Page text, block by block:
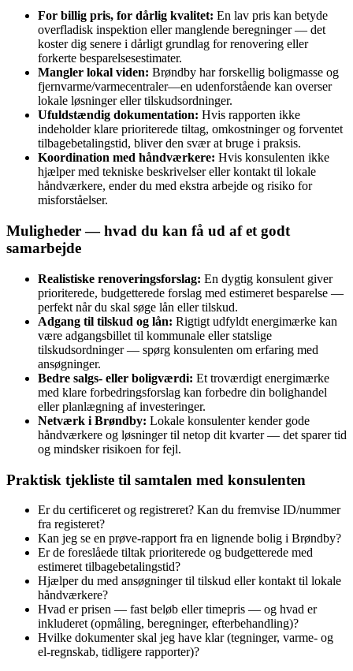
For billig pris, for dårlig kvalitet: En lav pris kan betyde
overfladisk inspektion eller manglende beregninger — det
koster dig senere i dårligt grundlag for renovering eller
forkerte besparelsesestimater.
Mangler lokal viden: Brøndby har forskellig boligmasse og
fjernvarme/varmecentraler—en udenforstående kan overser
lokale løsninger eller tilskudsordninger.
Ufuldstændig dokumentation: Hvis rapporten ikke
indeholder klare prioriterede tiltag, omkostninger og forventet
tilbagebetalingstid, bliver den svær at bruge i praksis.
Koordination med håndværkere: Hvis konsulenten ikke
hjælper med tekniske beskrivelser eller kontakt til lokale
håndværkere, ender du med ekstra arbejde og risiko for
misforståelser.
Muligheder — hvad du kan få ud af et godt
samarbejde
Realistiske renoveringsforslag: En dygtig konsulent giver
prioriterede, budgetterede forslag med estimeret besparelse —
perfekt når du skal søge lån eller tilskud.
Adgang til tilskud og lån: Rigtigt udfyldt energimærke kan
være adgangsbillet til kommunale eller statslige
tilskudsordninger — spørg konsulenten om erfaring med
ansøgninger.
Bedre salgs- eller boligværdi: Et troværdigt energimærke
med klare forbedringsforslag kan forbedre din bolighandel
eller planlægning af investeringer.
Netværk i Brøndby: Lokale konsulenter kender gode
håndværkere og løsninger til netop dit kvarter — det sparer tid
og mindsker risikoen for fejl.
Praktisk tjekliste til samtalen med konsulenten
Er du certificeret og registreret? Kan du fremvise ID/nummer
fra registeret?
Kan jeg se en prøve‑rapport fra en lignende bolig i Brøndby?
Er de foreslåede tiltak prioriterede og budgetterede med
estimeret tilbagebetalingstid?
Hjælper du med ansøgninger til tilskud eller kontakt til lokale
håndværkere?
Hvad er prisen — fast beløb eller timepris — og hvad er
inkluderet (opmåling, beregninger, efterbehandling)?
Hvilke dokumenter skal jeg have klar (tegninger, varme‑ og
el‑regnskab, tidligere rapporter)?